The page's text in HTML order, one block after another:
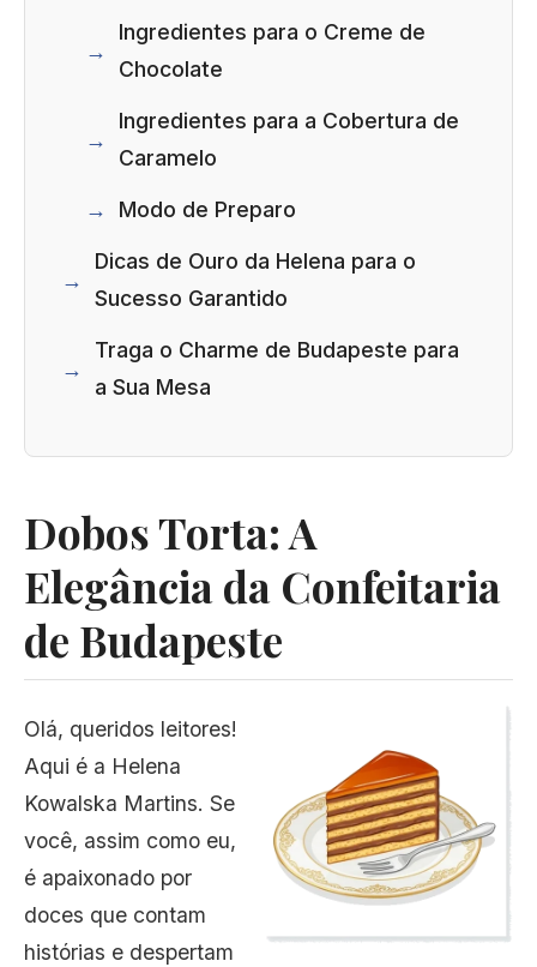
Ingredientes para o Creme de
Chocolate
Ingredientes para a Cobertura de
Caramelo
Modo de Preparo
Dicas de Ouro da Helena para o
Sucesso Garantido
Traga o Charme de Budapeste para
a Sua Mesa
Dobos Torta: A
Elegância da Confeitaria
de Budapeste
Olá, queridos leitores!
Aqui é a Helena
Kowalska Martins. Se
você, assim como eu,
é apaixonado por
doces que contam
histórias e despertam